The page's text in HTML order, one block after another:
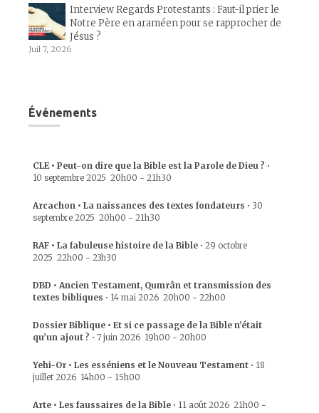
Interview Regards Protestants : Faut-il prier le
Notre Père en araméen pour se rapprocher de
Jésus ?
Juil 7, 2026
Événements
CLE • Peut-on dire que la Bible est la Parole de Dieu ? •
10 septembre 2025 20h00 - 21h30
Arcachon • La naissances des textes fondateurs • 30
septembre 2025 20h00 - 21h30
RAF • La fabuleuse histoire de la Bible • 29 octobre
2025 22h00 - 23h30
DBD • Ancien Testament, Qumrân et transmission des
textes bibliques • 14 mai 2026 20h00 - 22h00
Dossier Biblique • Et si ce passage de la Bible n’était
qu’un ajout ? • 7 juin 2026 19h00 - 20h00
Yehi-Or • Les esséniens et le Nouveau Testament • 18
juillet 2026 14h00 - 15h00
Arte • Les faussaires de la Bible • 11 août 2026 21h00 -